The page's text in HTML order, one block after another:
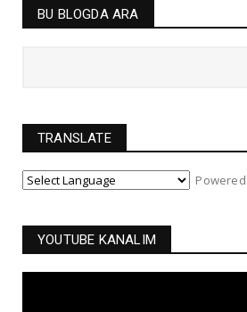
BU BLOGDA ARA
TRANSLATE
YOUTUBE KANALIM